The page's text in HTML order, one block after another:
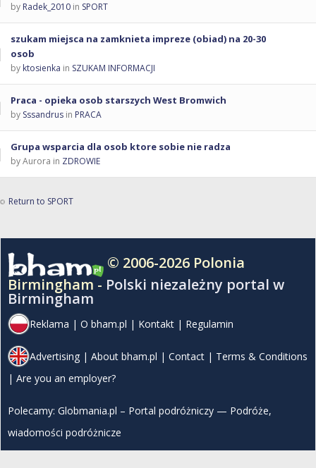
by Radek_2010 in SPORT
szukam miejsca na zamknieta impreze (obiad) na 20-30
osob
by ktosienka in SZUKAM INFORMACJI
Praca - opieka osob starszych West Bromwich
by Sssandrus in PRACA
Grupa wsparcia dla osob ktore sobie nie radza
by Aurora in ZDROWIE
Return to SPORT
© 2006-2026 Polonia
Birmingham - Polski niezależny portal w
Birmingham
Reklama | O bham.pl | Kontakt | Regulamin
Advertising | About bham.pl | Contact | Terms & Conditions
| Are you an employer?
Polecamy: Globmania.pl – Portal podróżniczy — Podróże,
wiadomości podróżnicze